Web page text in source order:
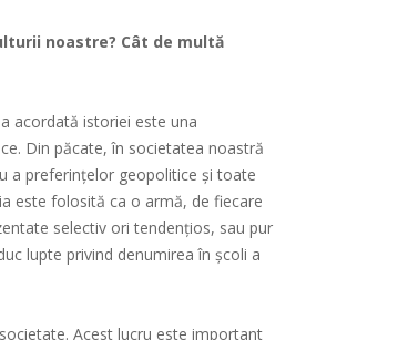
noastre? Cât de multă
acordată istoriei este una
Din păcate, în societatea noastră
a preferințelor geopolitice și toate
este folosită ca o armă, de fiecare
selectiv ori tendențios, sau pur
lupte privind denumirea în școli a
Acest lucru este important